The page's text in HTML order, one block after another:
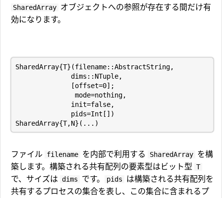
SharedArray オブジェクトへの参照が存在する間だけ有
効になります。
ファイル filename を内部で利用する SharedArray を構
築します。構築される共有配列の要素型はビット型 T
で、サイズは dims です。 pids
は構築される共有配列を
共有するプロセスの集合を表し、この集合に含まれるプ